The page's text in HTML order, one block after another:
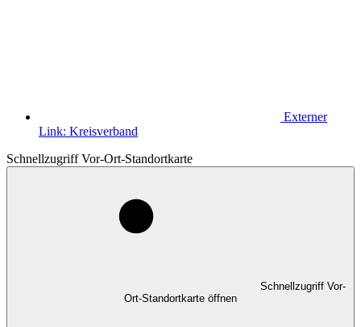
Externer
Link: Kreisverband
Schnellzugriff Vor-Ort-Standortkarte
Schnellzugriff Vor-
Ort-Standortkarte öffnen